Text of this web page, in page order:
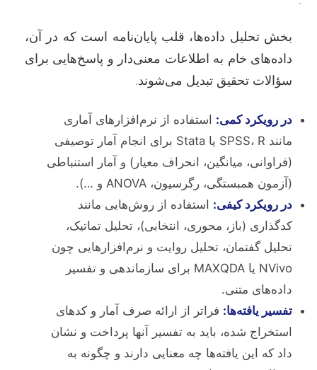
`
بخش تحلیل داده‌ها، قلب پایان‌نامه است که در آن،
داده‌های خام به اطلاعات معنی‌دار و پاسخ‌هایی برای
سؤالات تحقیق تبدیل می‌شوند.
در رویکرد کمی: استفاده از نرم‌افزارهای آماری
مانند SPSS، R یا Stata برای انجام آمار توصیفی
(فراوانی، میانگین، انحراف معیار) و آمار استنباطی
(آزمون همبستگی، رگرسیون، ANOVA و …).
در رویکرد کیفی: استفاده از روش‌هایی مانند
کدگذاری (باز، محوری، انتخابی)، تحلیل تماتیک،
تحلیل گفتمان، تحلیل روایت و نرم‌افزارهایی چون
NVivo یا MAXQDA برای سازماندهی و تفسیر
داده‌های متنی.
تفسیر یافته‌ها: فراتر از ارائه صرف آمار و کدهای
استخراج شده، باید به تفسیر آنها پرداخت و نشان
داد که این یافته‌ها چه معنایی دارند و چگونه به